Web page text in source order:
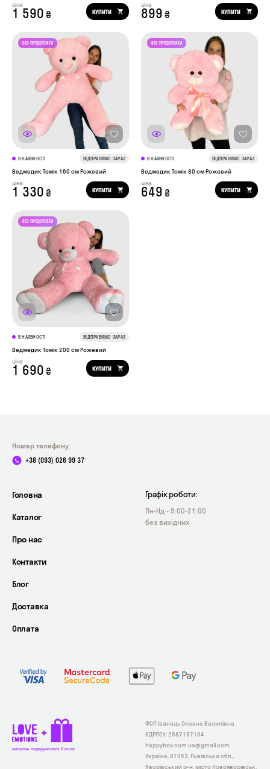
ціна:
1 590 ₴ КУПИТИ
ціна:
899 ₴ КУПИТИ
В НАЯВНОСТІ ВІДПРАВИМО ЗАРАЗ
Ведмедик Томік 160 см Рожевий
ціна:
1 330 ₴ КУПИТИ
В НАЯВНОСТІ ВІДПРАВИМО ЗАРАЗ
Ведмедик Томік 80 см Рожевий
ціна:
649 ₴ КУПИТИ
В НАЯВНОСТІ ВІДПРАВИМО ЗАРАЗ
Ведмедик Томік 200 см Рожевий
ціна:
1 690 ₴ КУПИТИ
Номер телефону:
+38 (093) 026 99 37
Головна
Каталог
Про нас
Контакти
Блог
Доставка
Оплата
Графік роботи:
Пн-Нд - 9:00-21:00
без вихідних
магазин подарункових боксів
ФОП Іванець Оксана Василівна
ЄДРПОУ: 2687197164
happybox.com.ua@gmail.com
Україна, 81053, Львівська обл.,
Яворівський р-н, місто Новояворівськ,